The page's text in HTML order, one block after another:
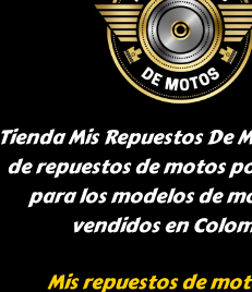
Tienda Mis Repuestos De
de repuestos de motos
para los modelos de
vendidos en
Mis repuestos de